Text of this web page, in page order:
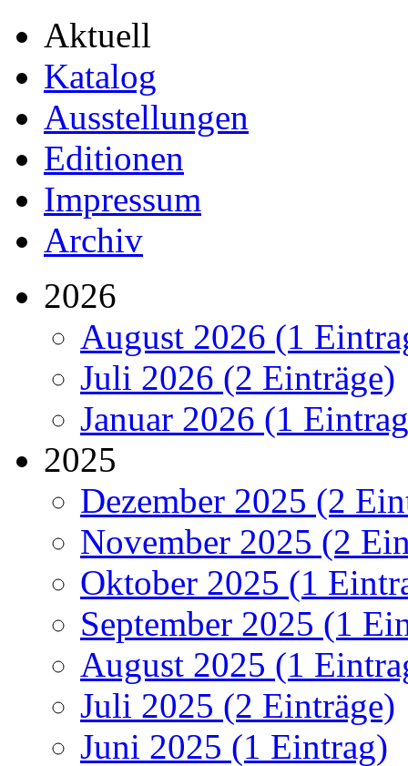
Aktuell
Katalog
Ausstellungen
Editionen
Impressum
Archiv
2026
August 2026 (1
Juli 2026 (2 Einträge)
Januar 2026 (1
2025
Dezember 2025 (2
November 2025 (2
Oktober 2025 (1
September 2025 (1
August 2025 (1
Juli 2025 (2 Einträge)
Juni 2025 (1 Eintrag)